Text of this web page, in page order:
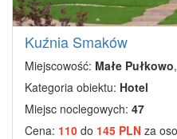
Kuźnia Smaków
Miejscowość: Małe Pułkowo
Kategoria obiektu: Hotel
Miejsc noclegowych: 47
Cena: 110 do 145 PLN za